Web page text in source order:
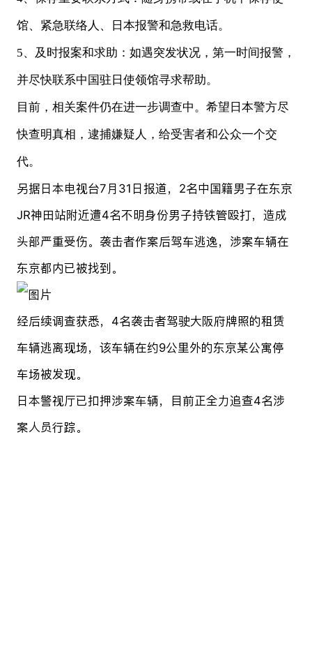
馆、紧急联络人、日本报警和急救电话。
5、及时报案和求助：如遇突发状况，第一时间报警，
并尽快联系中国驻日使领馆寻求帮助。
目前，相关案件仍在进一步调查中。希望日本警方尽
快查明真相，逮捕嫌疑人，给受害者和公众一个交
代。
另据日本电视台7月31日报道，2名中国籍男子在东京
JR神田站附近遭4名不明身份男子持铁管殴打，造成
头部严重受伤。袭击者作案后驾车逃逸，涉案车辆在
东京都内已被找到。
经后续调查获悉，4名袭击者驾驶大阪府牌照的租赁
车辆逃离现场，该车辆在约9公里外的东京某公寓停
车场被发现。
日本警视厅已扣押涉案车辆，目前正全力追查4名涉
案人员行踪。